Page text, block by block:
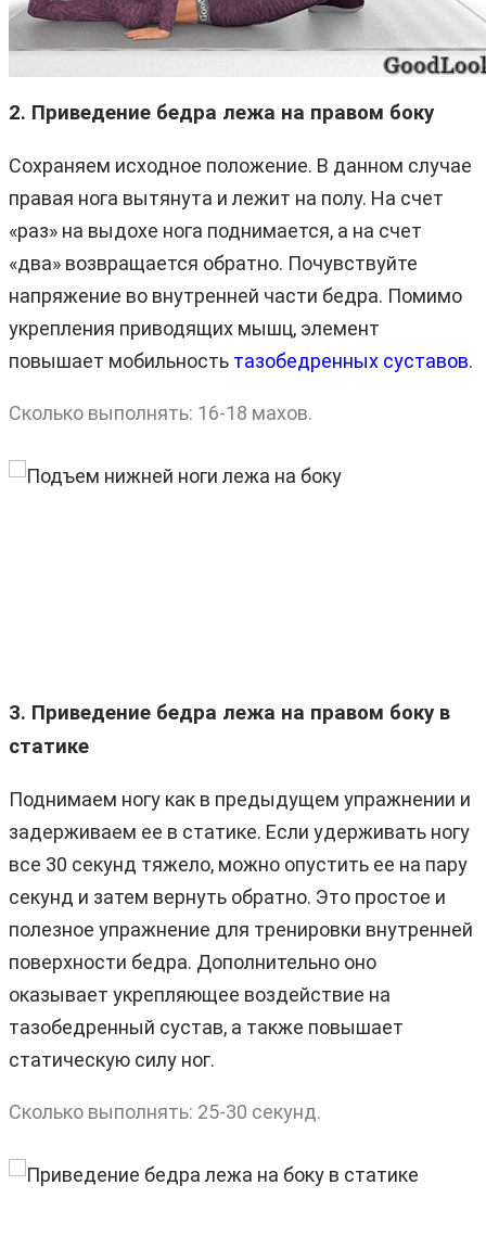
2. Приведение бедра лежа на правом боку
Сохраняем исходное положение. В данном случае
правая нога вытянута и лежит на полу. На счет
«раз» на выдохе нога поднимается, а на счет
«два» возвращается обратно. Почувствуйте
напряжение во внутренней части бедра. Помимо
укрепления приводящих мышц, элемент
повышает мобильность тазобедренных суставов.
Сколько выполнять: 16-18 махов.
3. Приведение бедра лежа на правом боку в
статике
Поднимаем ногу как в предыдущем упражнении и
задерживаем ее в статике. Если удерживать ногу
все 30 секунд тяжело, можно опустить ее на пару
секунд и затем вернуть обратно. Это простое и
полезное упражнение для тренировки внутренней
поверхности бедра. Дополнительно оно
оказывает укрепляющее воздействие на
тазобедренный сустав, а также повышает
статическую силу ног.
Сколько выполнять: 25-30 секунд.